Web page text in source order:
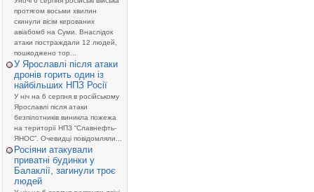
протягом восьми хвилин
скинули вісім керованих
авіабомб на Суми. Внаслідок
атаки постраждали 12 людей,
пошкоджено тор...
У Ярославлі після атаки
дронів горить один із
найбільших НПЗ Росії
У ніч на 6 серпня в російському
Ярославлі після атаки
безпілотників виникла пожежа
на території НПЗ “Славнефть-
ЯНОС”. Очевидці повідомляли...
Росіяни атакували
приватні будинки у
Балаклії, загинули троє
людей